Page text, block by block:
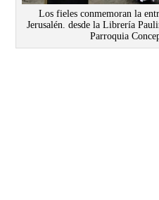
Los fieles conmemoran la
Jerusalén. desde la Librería
Parroquia